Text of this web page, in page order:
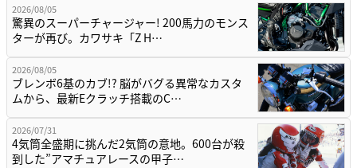
2026/08/05
驚異のスーパーチャージャー! 200馬力のモンス
ターが再び。カワサキ「Z H…
2026/08/05
ブレンボ6基のカブ!? 脳がバグる異常なカスタ
ムから、最新Eクラッチ搭載のC…
2026/07/31
4気筒全盛期に挑んだ2気筒の意地。600台が殺
到した”アマチュアレースの甲子…